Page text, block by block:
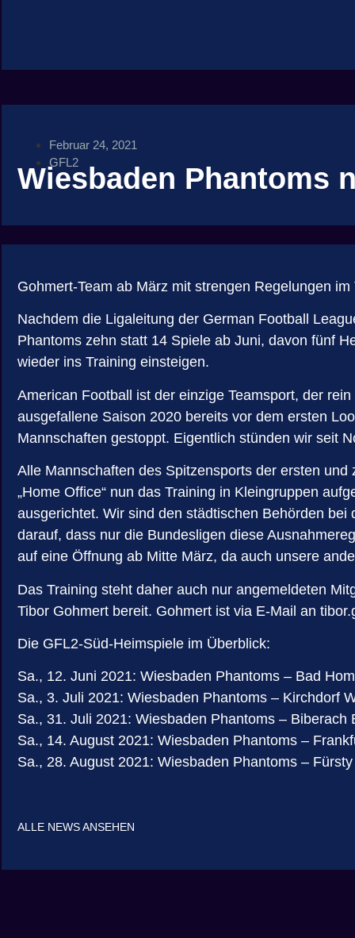
Februar 24, 2021
GFL2
Wiesbaden Phantoms
Gohmert-Team ab März mit strengen Regelungen im
Nachdem die Ligaleitung der German Football
Phantoms zehn statt 14 Spiele ab Juni, davon fünf
wieder ins Training einsteigen.
American Football ist der einzige Teamsport, der
ausgefallene Saison 2020 bereits vor dem ersten
Mannschaften gestoppt. Eigentlich stünden wir seit
Alle Mannschaften des Spitzensports der ersten
„Home Office“ nun das Training in Kleingruppen
ausgerichtet. Wir sind den städtischen Behörden
darauf, dass nur die Bundesligen diese
auf eine Öffnung ab Mitte März, da auch unsere
Das Training steht daher auch nur angemeldeten
Tibor Gohmert bereit. Gohmert ist via E-Mail an
Die GFL2-Süd-Heimspiele im Überblick:
Sa., 12. Juni 2021: Wiesbaden Phantoms – Bad
Sa., 3. Juli 2021: Wiesbaden Phantoms – Kirchdorf
Sa., 31. Juli 2021: Wiesbaden Phantoms – Biberach
Sa., 14. August 2021: Wiesbaden Phantoms –
Sa., 28. August 2021: Wiesbaden Phantoms –
ALLE NEWS ANSEHEN